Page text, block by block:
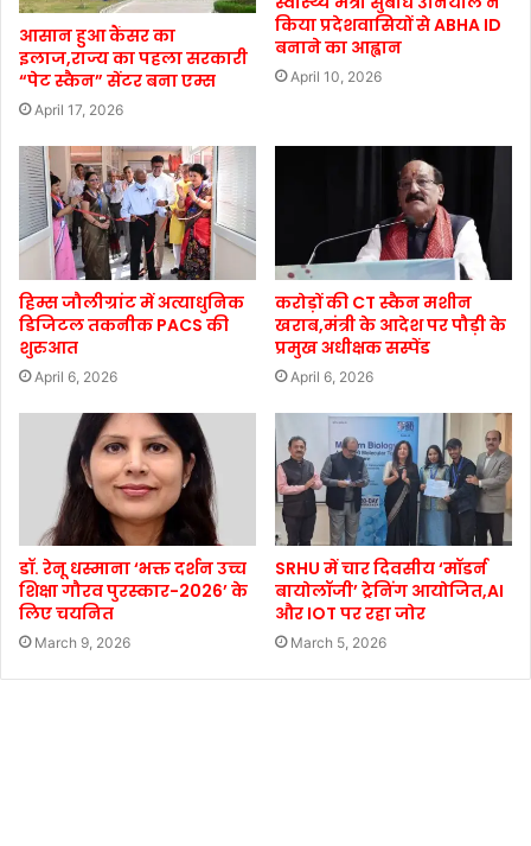
आसान हुआ कैंसर का
इलाज,राज्य का पहला सरकारी
“पेट स्कैन” सेंटर बना एम्स
April 17, 2026
किया प्रदेशवासियों से ABHA ID
बनाने का आह्वान
April 10, 2026
हिम्स जौलीग्रांट में अत्याधुनिक
डिजिटल तकनीक PACS की
शुरुआत
April 6, 2026
करोड़ों की CT स्कैन मशीन
खराब,मंत्री के आदेश पर पौड़ी के
प्रमुख अधीक्षक सस्पेंड
April 6, 2026
डॉ. रेनू धस्माना ‘भक्त दर्शन उच्च
शिक्षा गौरव पुरस्कार-2026’ के
लिए चयनित
March 9, 2026
SRHU में चार दिवसीय ‘मॉडर्न
बायोलॉजी’ ट्रेनिंग आयोजित,AI
और IOT पर रहा जोर
March 5, 2026